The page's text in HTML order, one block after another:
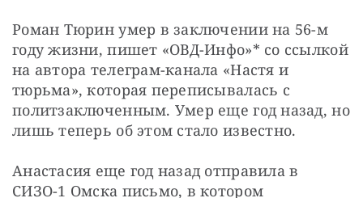
Роман Тюрин умер в заключении на 56-м
году жизни, пишет «ОВД-Инфо»* со ссылкой
на автора телеграм-канала «Настя и
тюрьма», которая переписывалась с
политзаключенным. Умер еще год назад, но
лишь теперь об этом стало известно.
Анастасия еще год назад отправила в
СИЗО-1 Омска письмо, в котором